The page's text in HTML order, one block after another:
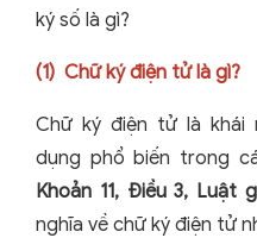
ký số là gì?
(1) Chữ ký điện tử là gì?
Chữ ký điện tử là khái
dụng phổ biến trong
Khoản 11, Điều 3, Luật
nghĩa về chữ ký điện tử